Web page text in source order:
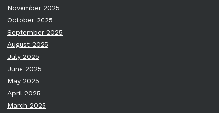
November 2025
October 2025
September 2025
August 2025
July 2025
June 2025
May 2025
April 2025
March 2025